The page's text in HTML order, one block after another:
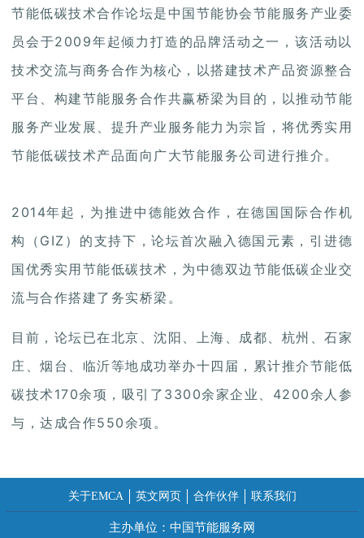
节能低碳技术合作论坛是中国节能协会节能服务产业委
员会于2009年起倾力打造的品牌活动之一，该活动以
技术交流与商务合作为核心，以搭建技术产品资源整合
平台、构建节能服务合作共赢桥梁为目的，以推动节能
服务产业发展、提升产业服务能力为宗旨，将优秀实用
节能低碳技术产品面向广大节能服务公司进行推介。
2014年起，为推进中德能效合作，在德国国际合作机
构（GIZ）的支持下，论坛首次融入德国元素，引进德
国优秀实用节能低碳技术，为中德双边节能低碳企业交
流与合作搭建了务实桥梁。
目前，论坛已在北京、沈阳、上海、成都、杭州、石家
庄、烟台、临沂等地成功举办十四届，累计推介节能低
碳技术170余项，吸引了3300余家企业、4200余人参
与，达成合作550余项。
关于EMCA 英文网页 合作伙伴 联系我们
主办单位：中国节能服务网